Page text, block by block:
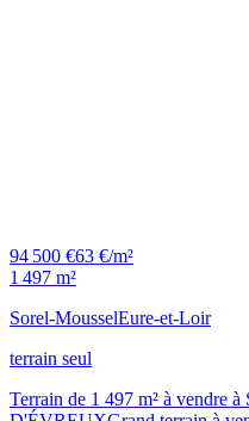
94 500 €63 €/m²
1 497 m²
Sorel-MousselEure-et-Loir
terrain seul
Terrain de 1 497 m² à vendre